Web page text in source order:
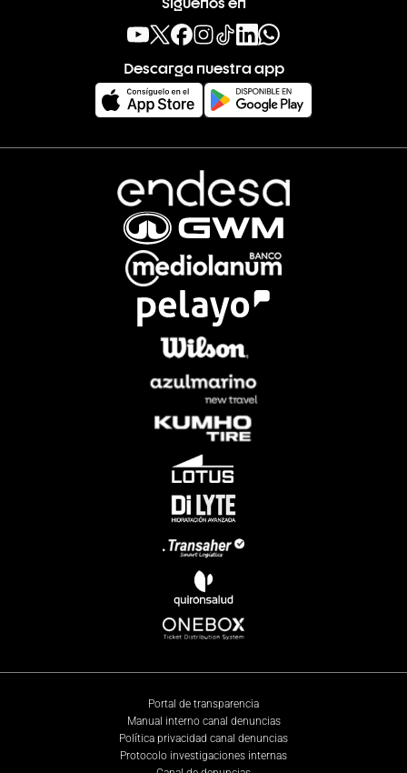
Descarga nuestra app
Portal de transparencia
Manual interno canal denuncias
Política privacidad canal denuncias
Protocolo investigaciones internas